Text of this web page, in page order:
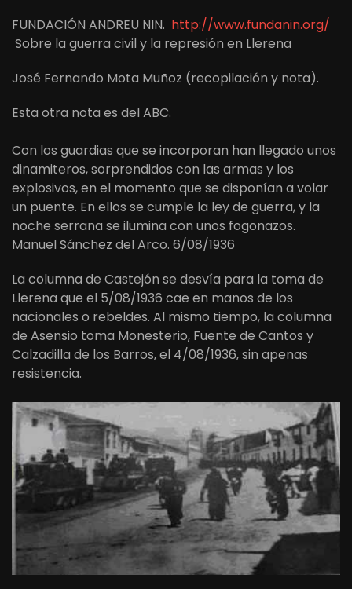
FUNDACIÓN ANDREU NIN. http://www.fundanin.org/
Sobre la guerra civil y la represión en Llerena
José Fernando Mota Muñoz (recopilación y nota).
Esta otra nota es del ABC.
Con los guardias que se incorporan han llegado unos
dinamiteros, sorprendidos con las armas y los
explosivos, en el momento que se disponían a volar
un puente. En ellos se cumple la ley de guerra, y la
noche serrana se ilumina con unos fogonazos.
Manuel Sánchez del Arco. 6/08/1936
La columna de Castejón se desvía para la toma de
Llerena que el 5/08/1936 cae en manos de los
nacionales o rebeldes. Al mismo tiempo, la columna
de Asensio toma Monesterio, Fuente de Cantos y
Calzadilla de los Barros, el 4/08/1936, sin apenas
resistencia.